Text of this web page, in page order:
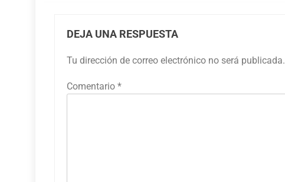
DEJA UNA RESPUESTA
Tu dirección de correo electrónico no será publicada.
Comentario *